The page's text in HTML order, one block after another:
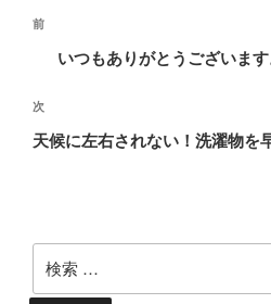
投
ビ
ゲ
ン
過
投
稿
前
いつもありがとうございます
次
の
次
天候に左右されない！洗濯物を
索: